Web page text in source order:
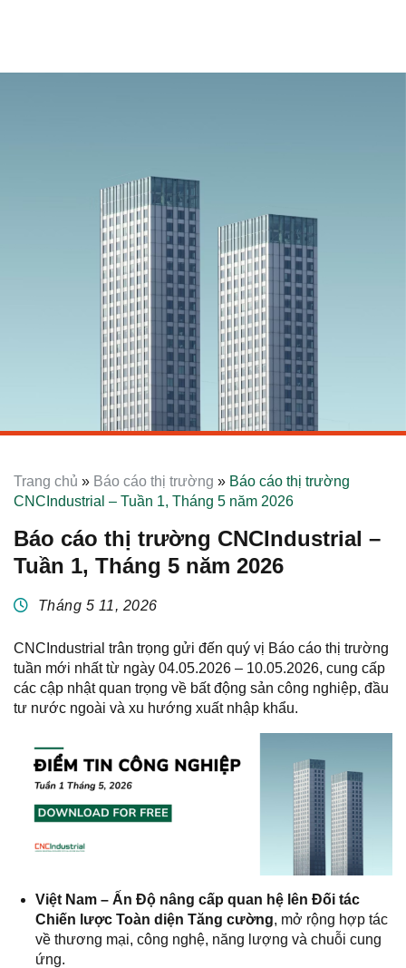
Trang chủ » Báo cáo thị trường » Báo cáo thị trường
CNCIndustrial – Tuần 1, Tháng 5 năm 2026
Báo cáo thị trường CNCIndustrial –
Tuần 1, Tháng 5 năm 2026
Tháng 5 11, 2026
CNCIndustrial trân trọng gửi đến quý vị Báo cáo thị trường
tuần mới nhất từ ngày 04.05.2026 – 10.05.2026, cung cấp
các cập nhật quan trọng về bất động sản công nghiệp, đầu
tư nước ngoài và xu hướng xuất nhập khẩu.
Việt Nam – Ấn Độ nâng cấp quan hệ lên Đối tác
Chiến lược Toàn diện Tăng cường, mở rộng hợp tác
về thương mại, công nghệ, năng lượng và chuỗi cung
ứng.